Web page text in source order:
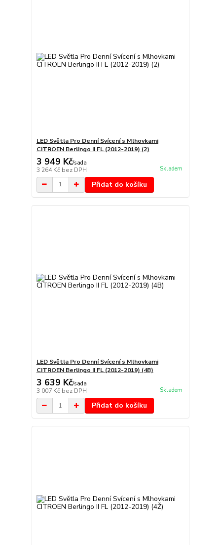
LED Světla Pro Denní Svícení s Mlhovkami
CITROEN Berlingo II FL (2012-2019) (2)
3 949 Kč/sada
3 264 Kč bez DPH Skladem
Přidat do košíku
LED Světla Pro Denní Svícení s Mlhovkami
CITROEN Berlingo II FL (2012-2019) (4B)
3 639 Kč/sada
3 007 Kč bez DPH Skladem
Přidat do košíku